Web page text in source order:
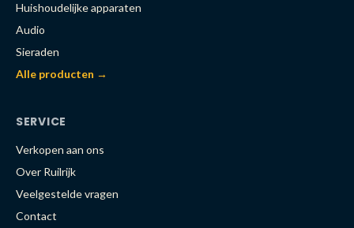
Huishoudelijke apparaten
Audio
Sieraden
Alle producten →
SERVICE
Verkopen aan ons
Over Ruilrijk
Veelgestelde vragen
Contact